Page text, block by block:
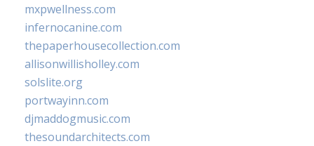
mxpwellness.com
infernocanine.com
thepaperhousecollection.com
allisonwillisholley.com
solslite.org
portwayinn.com
djmaddogmusic.com
thesoundarchitects.com